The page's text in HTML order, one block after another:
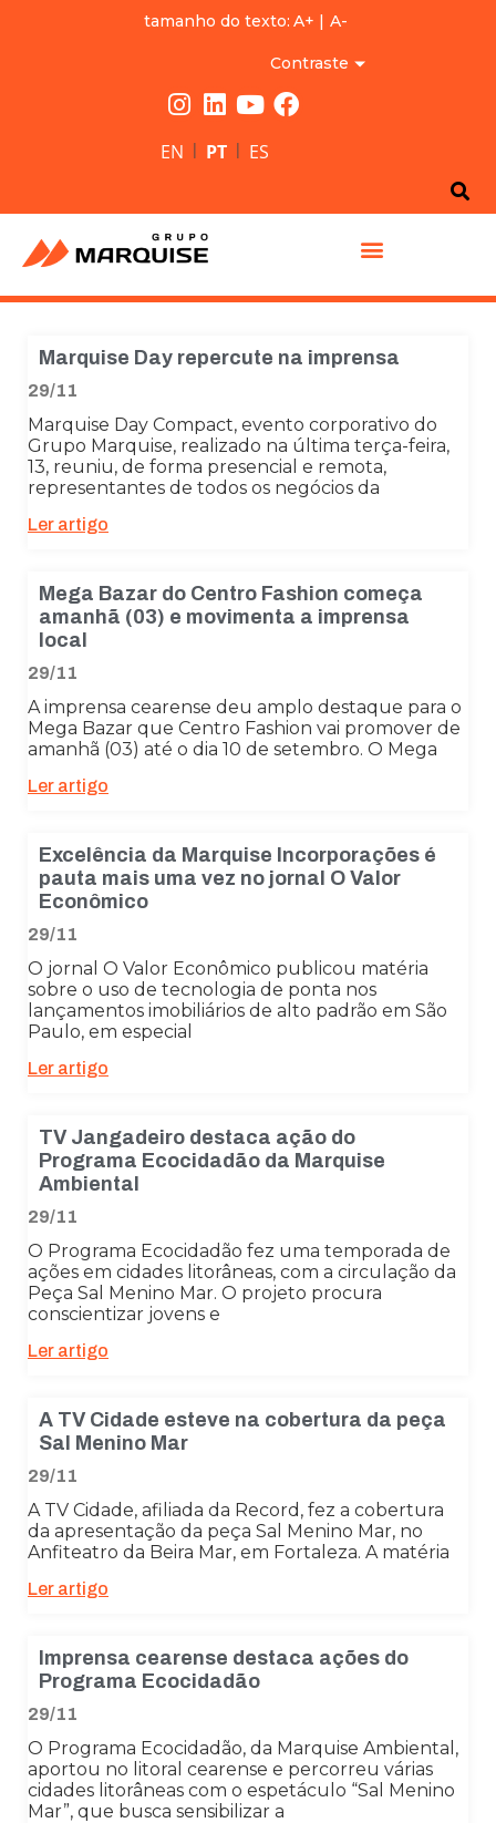
tamanho do texto: A+ | A-
Contraste
EN | PT | ES
Marquise Day repercute na imprensa
29/11
Marquise Day Compact, evento corporativo do
Grupo Marquise, realizado na última terça-feira,
13, reuniu, de forma presencial e remota,
representantes de todos os negócios da
Ler artigo
Mega Bazar do Centro Fashion começa
amanhã (03) e movimenta a imprensa
local
29/11
A imprensa cearense deu amplo destaque para o
Mega Bazar que Centro Fashion vai promover de
amanhã (03) até o dia 10 de setembro. O Mega
Ler artigo
Excelência da Marquise Incorporações é
pauta mais uma vez no jornal O Valor
Econômico
29/11
O jornal O Valor Econômico publicou matéria
sobre o uso de tecnologia de ponta nos
lançamentos imobiliários de alto padrão em São
Paulo, em especial
Ler artigo
TV Jangadeiro destaca ação do
Programa Ecocidadão da Marquise
Ambiental
29/11
O Programa Ecocidadão fez uma temporada de
ações em cidades litorâneas, com a circulação da
Peça Sal Menino Mar. O projeto procura
conscientizar jovens e
Ler artigo
A TV Cidade esteve na cobertura da peça
Sal Menino Mar
29/11
A TV Cidade, afiliada da Record, fez a cobertura
da apresentação da peça Sal Menino Mar, no
Anfiteatro da Beira Mar, em Fortaleza. A matéria
Ler artigo
Imprensa cearense destaca ações do
Programa Ecocidadão
29/11
O Programa Ecocidadão, da Marquise Ambiental,
aportou no litoral cearense e percorreu várias
cidades litorâneas com o espetáculo “Sal Menino
Mar”, que busca sensibilizar a